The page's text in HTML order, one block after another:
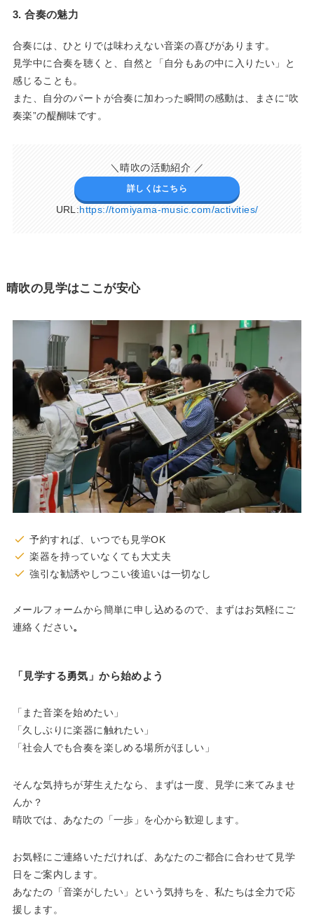
3. 合奏の魅力
合奏には、ひとりでは味わえない音楽の喜びがあります。
見学中に合奏を聴くと、自然と「自分もあの中に入りたい」と
感じることも。
また、自分のパートが合奏に加わった瞬間の感動は、まさに“吹
奏楽”の醍醐味です。
＼晴吹の活動紹介 ／
詳しくはこちら
URL:https://tomiyama-music.com/activities/
晴吹の見学はここが安心
予約すれば、いつでも見学OK
楽器を持っていなくても大丈夫
強引な勧誘やしつこい後追いは一切なし
メールフォームから簡単に申し込めるので、まずはお気軽にご
連絡ください。
「見学する勇気」から始めよう
「また音楽を始めたい」
「久しぶりに楽器に触れたい」
「社会人でも合奏を楽しめる場所がほしい」
そんな気持ちが芽生えたなら、まずは一度、見学に来てみませ
んか？
晴吹では、あなたの「一歩」を心から歓迎します。
お気軽にご連絡いただければ、あなたのご都合に合わせて見学
日をご案内します。
あなたの「音楽がしたい」という気持ちを、私たちは全力で応
援します。